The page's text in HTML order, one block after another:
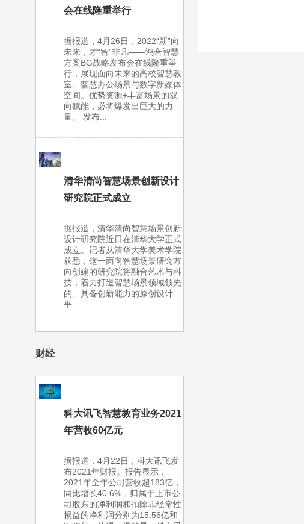
会在线隆重举行
据报道，4月26日，2022“新”向
未来，才“智”非凡——鸿合智慧
方案BG战略发布会在线隆重举
行，展现面向未来的高校智慧教
室、智慧办公场景与数字新媒体
空间。优势资源+丰富场景的双
向赋能，必将爆发出巨大的力
量。 发布...
清华清尚智慧场景创新设计
研究院正式成立
据报道，清华清尚智慧场景创新
设计研究院近日在清华大学正式
成立。记者从清华大学美术学院
获悉，这一面向智慧场景研究方
向创建的研究院将融合艺术与科
技，着力打造智慧场景领域领先
的、具备创新能力的原创设计
平...
财经
科大讯飞智慧教育业务2021
年营收60亿元
据报道，4月22日，科大讯飞发
布2021年财报。报告显示，
2021年全年公司营收超183亿，
同比增长40.6%，归属于上市公
司股东的净利润和扣除非经常性
损益的净利润分别为15.56亿和